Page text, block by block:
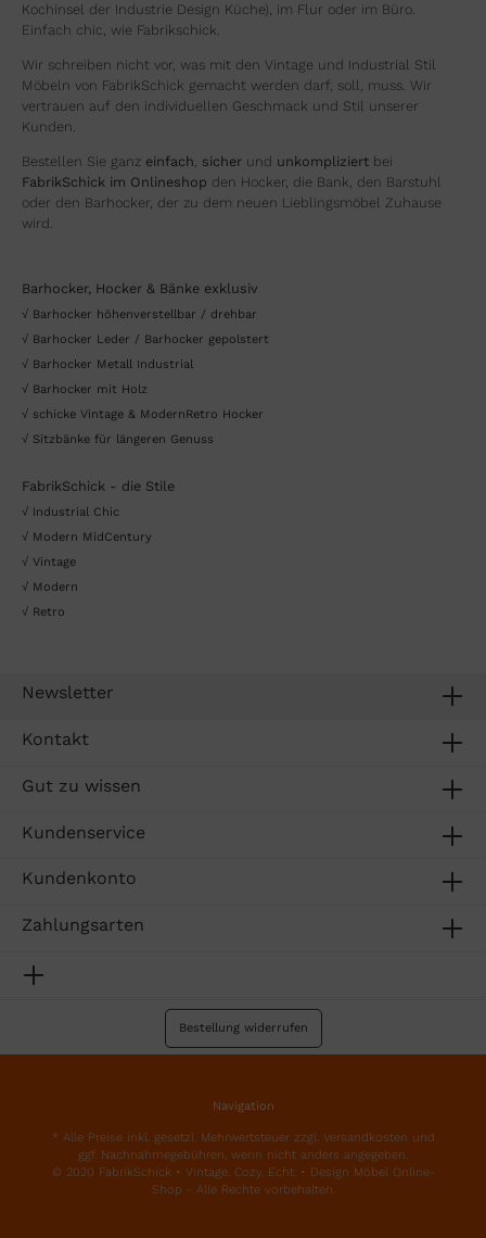
Kochinsel der Industrie Design Küche), im Flur oder im Büro.
Einfach chic, wie Fabrikschick.
Wir schreiben nicht vor, was mit den Vintage und Industrial Stil
Möbeln von FabrikSchick gemacht werden darf, soll, muss. Wir
vertrauen auf den individuellen Geschmack und Stil unserer
Kunden.
Bestellen Sie ganz einfach sicher und unkompliziert bei
FabrikSchick im Onlineshop den Hocker, die Bank, den Barstuhl
oder den Barhocker, der zu dem neuen Lieblingsmöbel Zuhause
wird.
Barhocker, Hocker & Bänke exklusiv
√ Barhocker höhenverstellbar / drehbar
√ Barhocker Leder / Barhocker gepolstert
√ Barhocker Metall Industrial
√ Barhocker mit Holz
√ schicke Vintage & ModernRetro Hocker
√ Sitzbänke für längeren Genuss
FabrikSchick - die Stile
√ Industrial Chic
√ Modern MidCentury
√ Vintage
√ Modern
√ Retro
Newsletter
Kontakt
Gut zu wissen
Kundenservice
Kundenkonto
Zahlungsarten
Bestellung widerrufen
Navigation
* Alle Preise inkl. gesetzl. Mehrwertsteuer zzgl. Versandkosten und
ggf. Nachnahmegebühren, wenn nicht anders angegeben.
© 2020 FabrikSchick • Vintage. Cozy. Echt. • Design Möbel Online-
Shop - Alle Rechte vorbehalten.